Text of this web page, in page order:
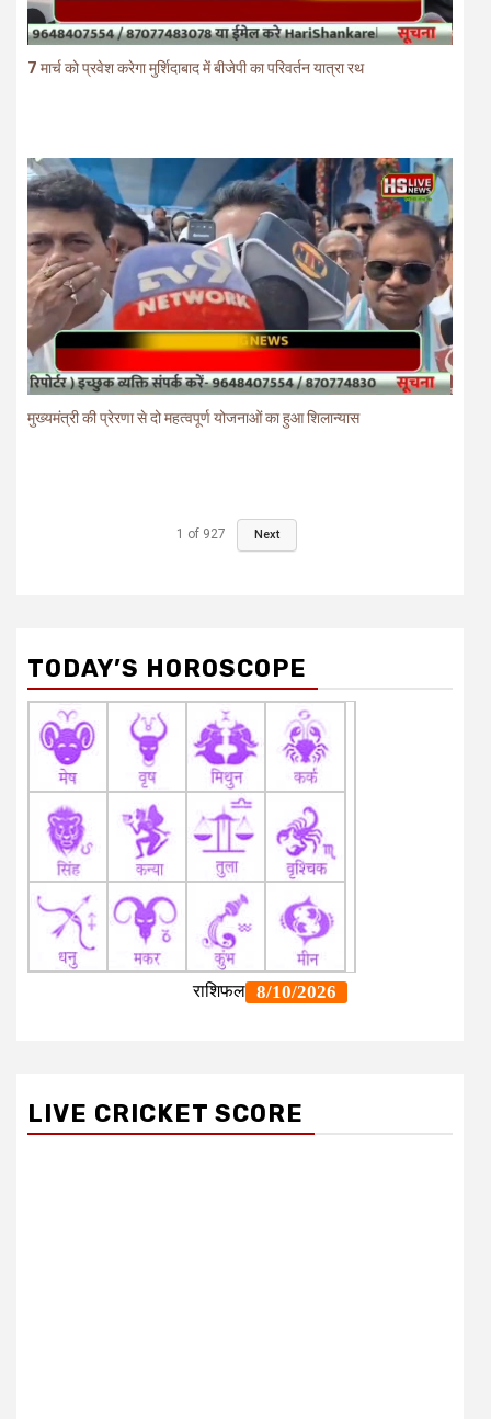
7 मार्च को प्रवेश करेगा मुर्शिदाबाद में बीजेपी का परिवर्तन यात्रा रथ
मुख्यमंत्री की प्रेरणा से दो महत्वपूर्ण योजनाओं का हुआ शिलान्यास
1 of 927 Next
TODAY’S HOROSCOPE
LIVE CRICKET SCORE